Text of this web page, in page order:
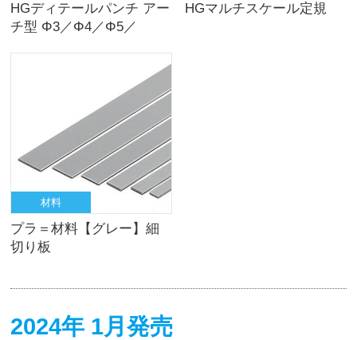
HGディテールパンチ アー
チ型 Φ3／Φ4／Φ5／
HGマルチスケール定規
材料
プラ＝材料【グレー】細
切り板
2024年 1月発売